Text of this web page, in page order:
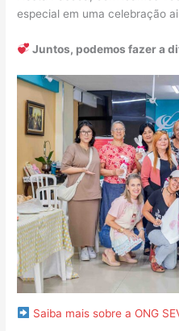
especial em uma celebração
Juntos, podemos fazer a
Saiba mais sobre a ONG